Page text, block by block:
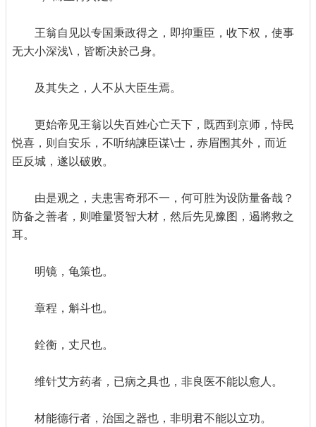
王翁自见以专国秉政得之，即抑重臣，收下权，使事
无大小深浅\，皆断决於己身。
及其失之，人不从大臣生焉。
更始帝见王翁以失百姓心亡天下，既西到京师，恃民
悦喜，则自安乐，不听纳諫臣谋\士，赤眉围其外，而近
臣反城，遂以破败。
由是观之，夫患害奇邪不一，何可胜为设防量备哉？
防备之善者，则唯量贤智大材，然后先见豫图，遏將救之
耳。
明镜，龟策也。
章程，斛斗也。
銓衡，丈尺也。
维针艾方药者，已病之具也，非良医不能以愈人。
材能德行者，治国之器也，非明君不能以立功。